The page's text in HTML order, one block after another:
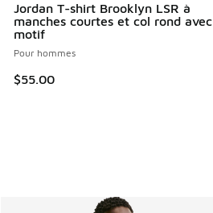
Jordan T-shirt Brooklyn LSR à
manches courtes et col rond avec
motif
Pour hommes
$55.00